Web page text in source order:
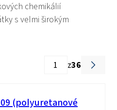
chemikálií
s velmi širokým
z36
(polyuretanové